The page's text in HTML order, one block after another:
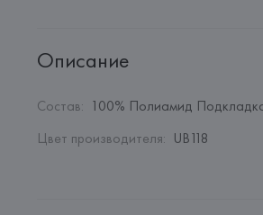
Описание
Состав: 100% Полиамид
Цвет производителя: UB118